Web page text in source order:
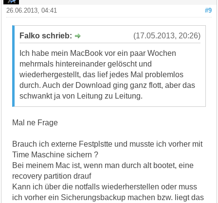
#9
26.06.2013, 04:41
(17.05.2013, 20:26)
Falko schrieb:
Ich habe mein MacBook vor ein paar Wochen
mehrmals hintereinander gelöscht und
wiederhergestellt, das lief jedes Mal problemlos
durch. Auch der Download ging ganz flott, aber das
schwankt ja von Leitung zu Leitung.
Mal ne Frage
Brauch ich externe Festplstte und musste ich vorher mit
Time Maschine sichern ?
Bei meinem Mac ist, wenn man durch alt bootet, eine
recovery partition drauf
Kann ich über die notfalls wiederherstellen oder muss
ich vorher ein Sicherungsbackup machen bzw. liegt das